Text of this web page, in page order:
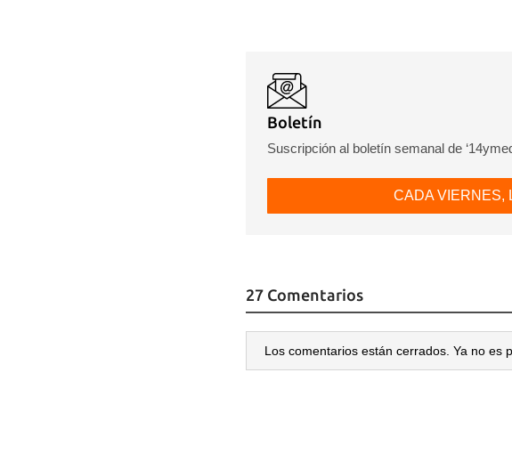
Boletín
Suscripción al boletín semanal de
CADA VIERNES,
27 Comentarios
Los comentarios están cerrados. Ya no es